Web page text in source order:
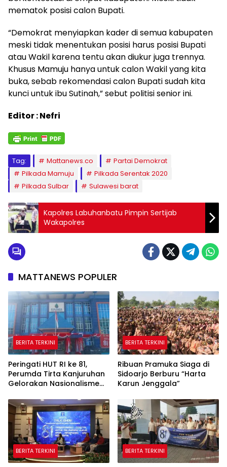
mematok posisi calon Bupati.
“Demokrat menyiapkan kader di semua kabupaten
meski tidak menentukan posisi harus posisi Bupati
atau Wakil karena tentu akan diukur juga trennya.
Khusus Mamuju hanya untuk calon Wakil yang kita
buka, sebab rekomendasi calon Bupati sudah kita
kunci untuk ibu Sutinah,” sebut politisi senior ini.
Editor : Nefri
Tag: Mattanews.co
Partai Demokrat
Pilkada Mamuju
Pilkada Serentak 2020
Pilkada Sulbar
Sulawesi barat
Kapolres Labuhanbatu Pimpin Sertijab
Wakapolres
MATTANEWS POPULER
BERITA TERKINI
Peringati HUT RI ke 81,
Perumda Tirta Kanjuruhan
Gelorakan Nasionalisme
Pembagian Bendera
BERITA TERKINI
Ribuan Pramuka Siaga di
Sidoarjo Berburu “Harta
Karun Jenggala”
BERITA TERKINI BERITA TERKINI